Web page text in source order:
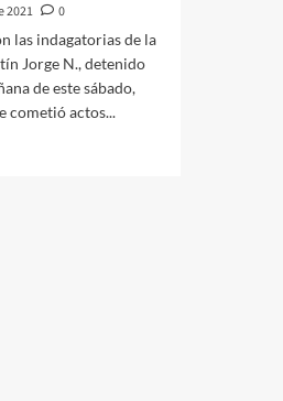
2021
0
las indagatorias de la
Jorge N., detenido
de este sábado,
cometió actos...